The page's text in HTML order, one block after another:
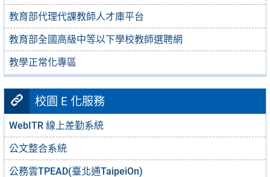
教育部代理代課教師人才庫平台
教育部全國高級中等以下學校教師選聘網
教學正常化專區
校園 E 化服務
WebITR 線上差勤系統
公文整合系統
公務雲TPEAD(臺北通TaipeiOn)